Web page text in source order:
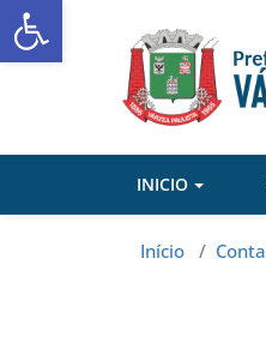
Skip
to
INICIO
Início /